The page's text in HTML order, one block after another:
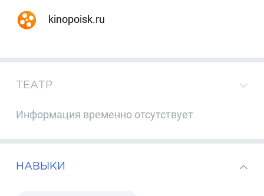
kinopoisk.ru
ТЕАТР
Информация временно отсутствует
НАВЫКИ